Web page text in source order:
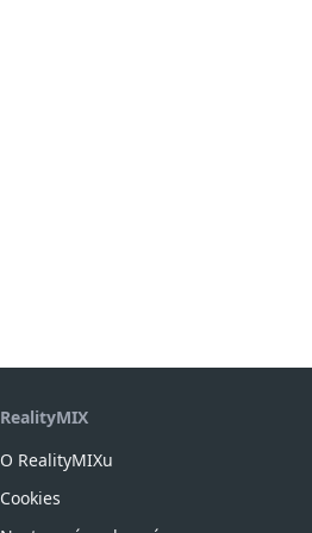
RealityMIX
O RealityMIXu
Cookies